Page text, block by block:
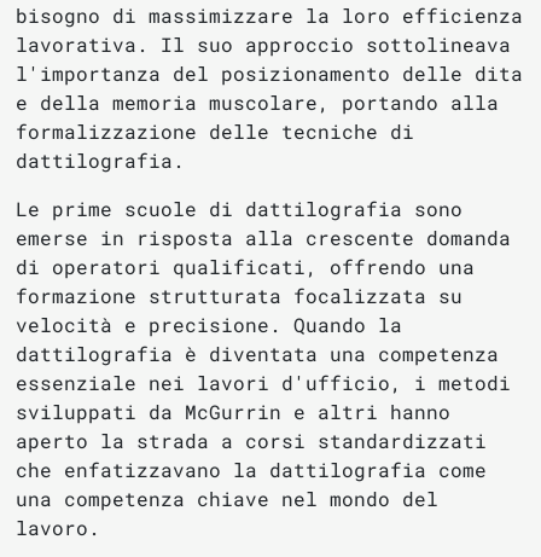
bisogno di massimizzare la loro efficienza
lavorativa. Il suo approccio sottolineava
l'importanza del posizionamento delle dita
e della memoria muscolare, portando alla
formalizzazione delle tecniche di
dattilografia.
Le prime scuole di dattilografia sono
emerse in risposta alla crescente domanda
di operatori qualificati, offrendo una
formazione strutturata focalizzata su
velocità e precisione. Quando la
dattilografia è diventata una competenza
essenziale nei lavori d'ufficio, i metodi
sviluppati da McGurrin e altri hanno
aperto la strada a corsi standardizzati
che enfatizzavano la dattilografia come
una competenza chiave nel mondo del
lavoro.